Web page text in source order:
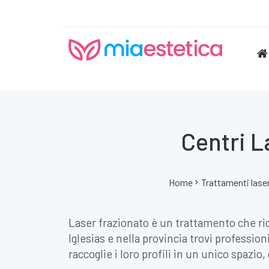
Centri
Home Trattamenti
Laser frazionato è un trattamento che
Iglesias e nella provincia trovi
raccoglie i loro profili in un unico